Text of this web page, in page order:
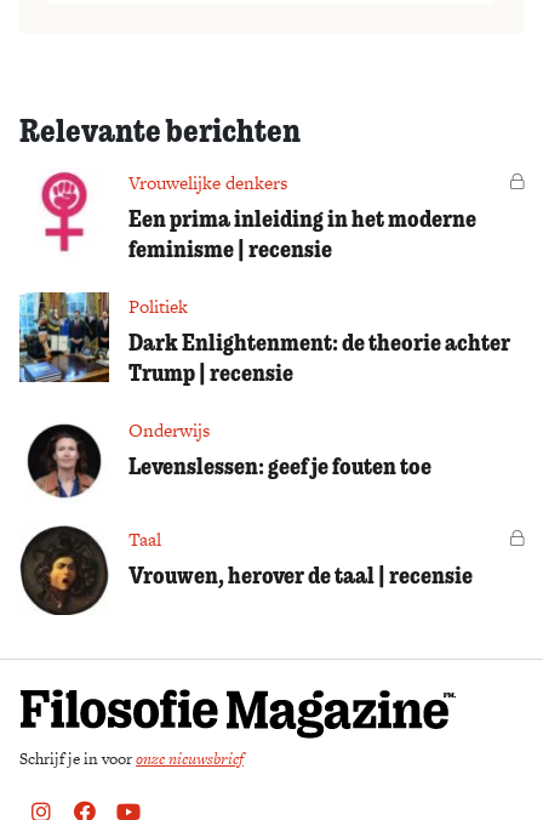
Relevante berichten
Vrouwelijke denkers
Een prima inleiding in het moderne
feminisme | recensie
Politiek
Dark Enlightenment: de theorie achter
Trump | recensie
Onderwijs
Levenslessen: geef je fouten toe
Taal
Vrouwen, herover de taal | recensie
Schrijf je in vooronze nieuwsbrief
Instagram
FacebookYoutube